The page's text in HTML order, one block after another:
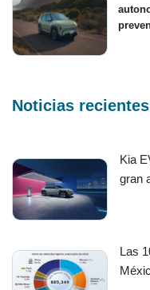
Noticias
Kia
gran
Las